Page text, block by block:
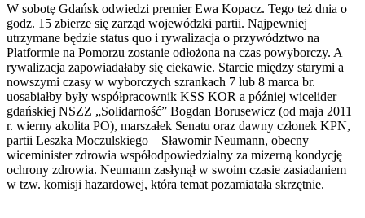
W sobotę Gdańsk odwiedzi premier Ewa Kopacz. Tego też dnia o
godz. 15 zbierze się zarząd wojewódzki partii. Najpewniej
utrzymane będzie status quo i rywalizacja o przywództwo na
Platformie na Pomorzu zostanie odłożona na czas powyborczy. A
rywalizacja zapowiadałaby się ciekawie. Starcie między starymi a
nowszymi czasy w wyborczych szrankach 7 lub 8 marca br.
uosabiałby były współpracownik KSS KOR a później wicelider
gdańskiej NSZZ „Solidarność” Bogdan Borusewicz (od maja 2011
r. wierny akolita PO), marszałek Senatu oraz dawny członek KPN,
partii Leszka Moczulskiego – Sławomir Neumann, obecny
wiceminister zdrowia współodpowiedzialny za mizerną kondycję
ochrony zdrowia. Neumann zasłynął w swoim czasie zasiadaniem
w tzw. komisji hazardowej, która temat pozamiatała skrzętnie.